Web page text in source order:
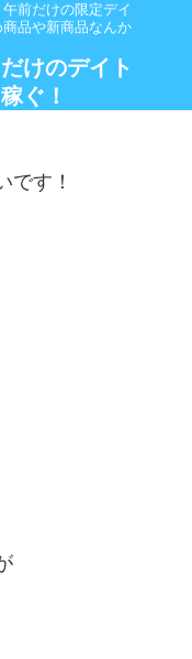
前だけの限定デイ
品や新商品なんか
けのデイト
ぐ！
です！